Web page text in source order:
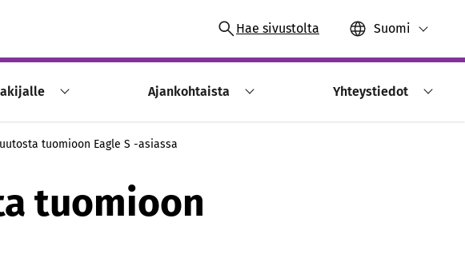
Hae sivustolta Suomi
Ajankohtaista Yhteystiedot
tuomioon Eagle S -asiassa
tuomioon